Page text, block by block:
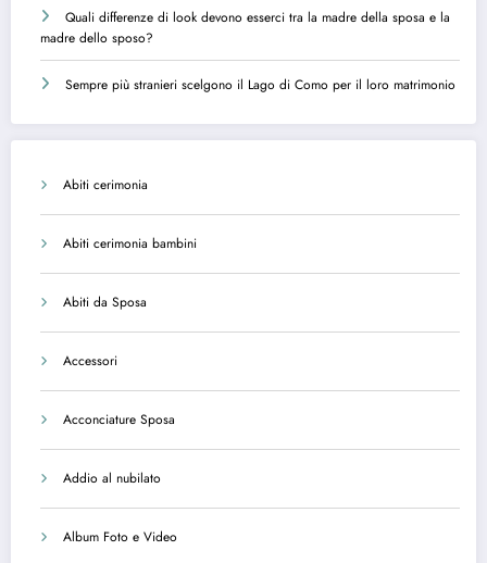
Quali differenze di look devono esserci tra la madre della sposa e la
madre dello sposo?
Sempre più stranieri scelgono il Lago di Como per il loro matrimonio
Abiti cerimonia
Abiti cerimonia bambini
Abiti da Sposa
Accessori
Acconciature Sposa
Addio al nubilato
Album Foto e Video